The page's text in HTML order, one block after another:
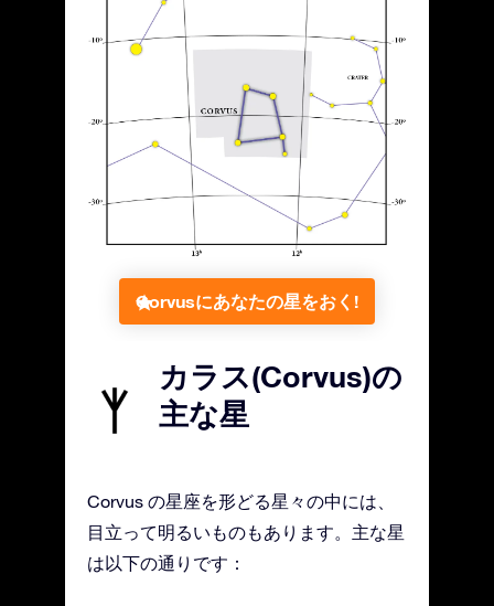
Corvusにあなたの星をおく!
カラス(Corvus)の
主な星
Corvus の星座を形どる星々の中には、
目立って明るいものもあります。主な星
は以下の通りです：